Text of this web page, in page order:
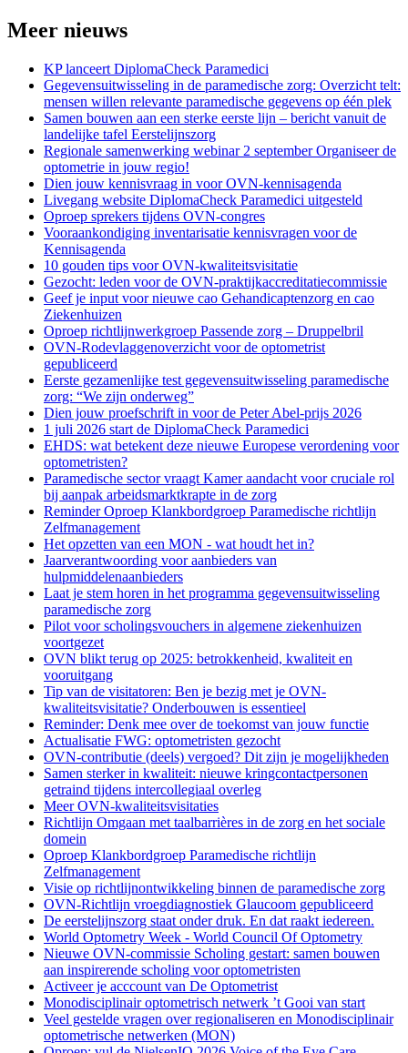
Meer nieuws
KP lanceert DiplomaCheck Paramedici
Gegevensuitwisseling in de paramedische zorg: Overzicht telt:
mensen willen relevante paramedische gegevens op één plek
Samen bouwen aan een sterke eerste lijn – bericht vanuit de
landelijke tafel Eerstelijnszorg
Regionale samenwerking webinar 2 september Organiseer de
optometrie in jouw regio!
Dien jouw kennisvraag in voor OVN-kennisagenda
Livegang website DiplomaCheck Paramedici uitgesteld
Oproep sprekers tijdens OVN-congres
Vooraankondiging inventarisatie kennisvragen voor de
Kennisagenda
10 gouden tips voor OVN-kwaliteitsvisitatie
Gezocht: leden voor de OVN-praktijkaccreditatiecommissie
Geef je input voor nieuwe cao Gehandicaptenzorg en cao
Ziekenhuizen
Oproep richtlijnwerkgroep Passende zorg – Druppelbril
OVN-Rodevlaggenoverzicht voor de optometrist
gepubliceerd
Eerste gezamenlijke test gegevensuitwisseling paramedische
zorg: “We zijn onderweg”
Dien jouw proefschrift in voor de Peter Abel-prijs 2026
1 juli 2026 start de DiplomaCheck Paramedici
EHDS: wat betekent deze nieuwe Europese verordening voor
optometristen?
Paramedische sector vraagt Kamer aandacht voor cruciale rol
bij aanpak arbeidsmarktkrapte in de zorg
Reminder Oproep Klankbordgroep Paramedische richtlijn
Zelfmanagement
Het opzetten van een MON - wat houdt het in?
Jaarverantwoording voor aanbieders van
hulpmiddelenaanbieders
Laat je stem horen in het programma gegevensuitwisseling
paramedische zorg
Pilot voor scholingsvouchers in algemene ziekenhuizen
voortgezet
OVN blikt terug op 2025: betrokkenheid, kwaliteit en
vooruitgang
Tip van de visitatoren: Ben je bezig met je OVN-
kwaliteitsvisitatie? Onderbouwen is essentieel
Reminder: Denk mee over de toekomst van jouw functie
Actualisatie FWG: optometristen gezocht
OVN-contributie (deels) vergoed? Dit zijn je mogelijkheden
Samen sterker in kwaliteit: nieuwe kringcontactpersonen
getraind tijdens intercollegiaal overleg
Meer OVN-kwaliteitsvisitaties
Richtlijn Omgaan met taalbarrières in de zorg en het sociale
domein
Oproep Klankbordgroep Paramedische richtlijn
Zelfmanagement
Visie op richtlijnontwikkeling binnen de paramedische zorg
OVN-Richtlijn vroegdiagnostiek Glaucoom gepubliceerd
De eerstelijnszorg staat onder druk. En dat raakt iedereen.
World Optometry Week - World Council Of Optometry
Nieuwe OVN-commissie Scholing gestart: samen bouwen
aan inspirerende scholing voor optometristen
Activeer je acccount van De Optometrist
Monodisciplinair optometrisch netwerk ’t Gooi van start
Veel gestelde vragen over regionaliseren en Monodisciplinair
optometrische netwerken (MON)